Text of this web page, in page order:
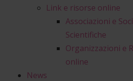
Link e risorse online
Associazioni e
Scientifiche
Organizzazioni e
online
News